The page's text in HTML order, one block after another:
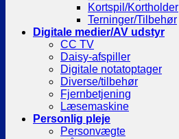
Kortspil/Kortholder
Terninger/Tilbehør
Digitale medier/AV udstyr
CC TV
Daisy-afspiller
Digitale notatoptager
Diverse/tilbehør
Fjernbetjening
Læsemaskine
Personlig pleje
Personvægte